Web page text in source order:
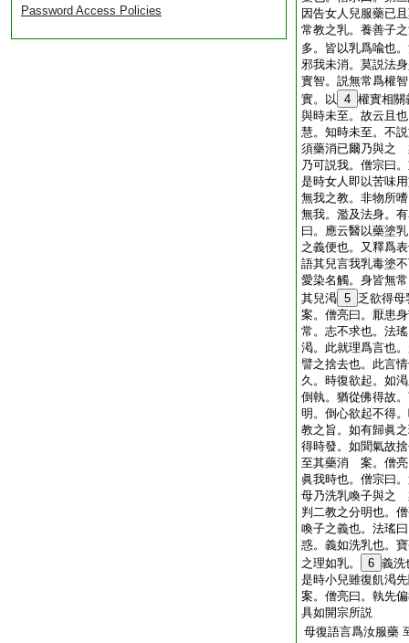
Password Access Policies
因告女人兒服藥已
常教之乳。養善子
多。皆以乳爲喩也
邪我未消。莫説法
實智。説無常爲權
實。以 4 權實相關
與時未至。故云且
慧。知時未至。不
須藥消已爾乃與之
乃可説我。僧宗曰
是時女人即以苦味
無我之教。非物所
無我。濫及法身。
曰。應云醫以藥塗
之義便也。又釋爲
語其兒言我乳毒塗
愛染名觸。身皆無
其兒渇 5 乏欲得
案。僧亮曰。厭患
常。志不求也。法
渇。此就理爲言也
譬之捨去也。此言
久。時復欲起。如
倒執。猶從佛得故
明。倒心欲起不得
教之旨。如有歸眞
得時發。如聞氣故
至其藥消 案。僧亮
眞我時也。僧宗曰
母乃洗乳喚子與之
判二教之分明也。
喚子之義也。法瑤
惑。義如洗乳也。
之理如乳。
6 義洗
是時小兒雖復飢渇
案。僧亮曰。執先
具如開宗所説
母復語言爲汝服藥